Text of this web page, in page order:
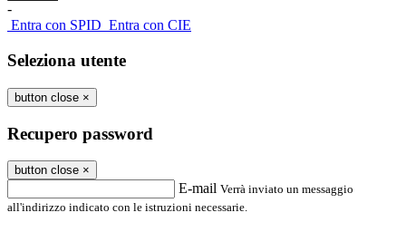
-
Entra con SPID Entra con CIE
Seleziona utente
button close ×
Recupero password
button close ×
E-mail Verrà inviato un messaggio
all'indirizzo indicato con le istruzioni necessarie.